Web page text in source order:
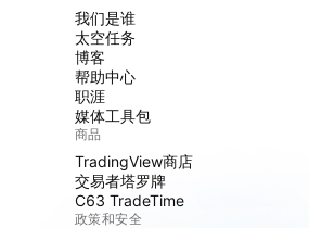
我们是谁
太空任务
博客
帮助中心
职涯
媒体工具包
商品
TradingView商店
交易者塔罗牌
C63 TradeTime
政策和安全